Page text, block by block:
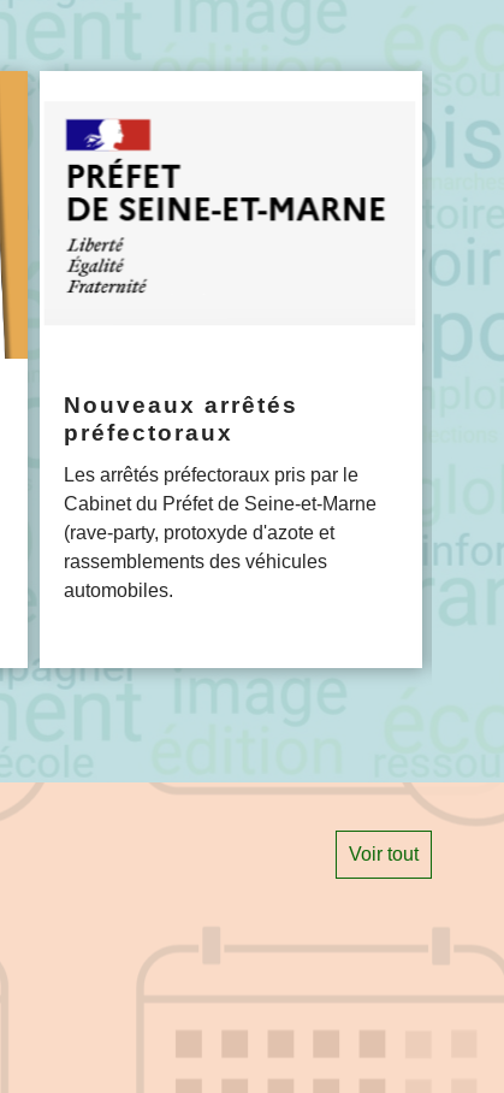
Nouveaux arrêtés
préfectoraux
Les arrêtés préfectoraux pris par le
Cabinet du Préfet de Seine-et-Marne
(rave-party, protoxyde d'azote et
rassemblements des véhicules
automobiles.
Voir tout